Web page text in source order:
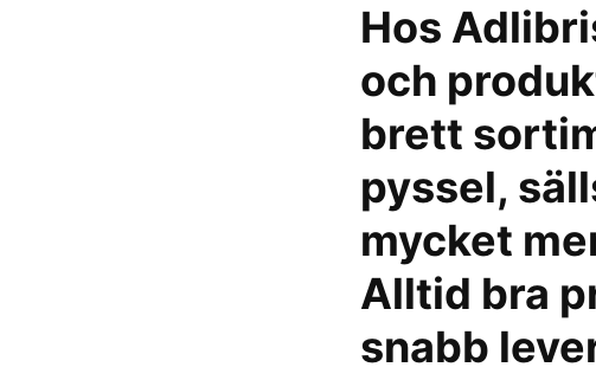
Hos
och
brett
pyssel,
mycket
Alltid bra
snabb